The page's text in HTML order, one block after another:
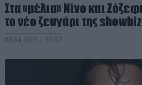
Στα «μέλια» Νίνο και
το νέο ζευγάρι της showbiz
06.04.2023 | 10:57